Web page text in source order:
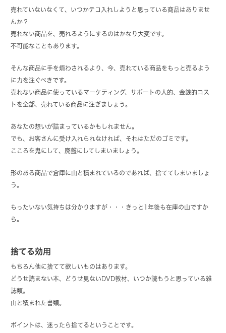
売れていないなくて、いつかテコ入れしようと思っている商品はありませ
んか？
売れない商品を、売れるようにするのはかなり大変です。
不可能なこともあります。
そんな商品に手を煩わされるより、今、売れている商品をもっと売るよう
に力を注ぐべきです。
売れない商品に使っているマーケティング、サポートの人的、金銭的コス
トを全部、売れている商品に注ぎましょう。
あなたの想いが詰まっているかもしれません。
でも、お客さんに受け入れられなければ、それはただのゴミです。
こころを鬼にして、廃盤にしてしまいましょう。
形のある商品で倉庫に山と積まれているのであれば、捨ててしまいましょ
う。
もったいない気持ちは分かりますが・・・きっと1年後も在庫の山ですか
ら。
捨てる効用
もちろん他に捨てて欲しいものはあります。
どうせ読まない本、どうせ見ないDVD教材、いつか読もうと思っている雑
誌類。
山と積まれた書類。
ポイントは、迷ったら捨てるということです。